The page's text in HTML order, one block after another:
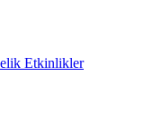
Etkinlikler